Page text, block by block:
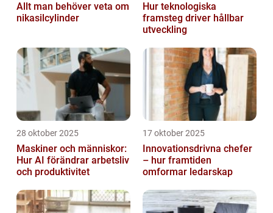
Allt man behöver veta om
nikasilcylinder
Hur teknologiska
framsteg driver hållbar
utveckling
28 oktober 2025
Maskiner och människor:
Hur AI förändrar arbetsliv
och produktivitet
17 oktober 2025
Innovationsdrivna chefer
– hur framtiden
omformar ledarskap